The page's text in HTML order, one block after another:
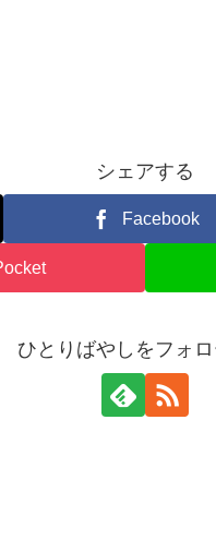
シェアする
Facebook
ひとりばやしをフォ